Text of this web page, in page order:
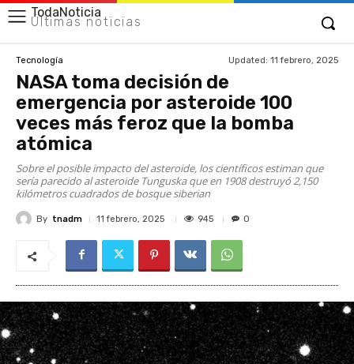
TodaNoticia
Últimas noticias
Tecnología Updated: 11 febrero, 2025
NASA toma decisión de
emergencia por asteroide 100
veces más feroz que la bomba
atómica
Sobre el posible impacto del asteroide, los científicos estiman que
sería parecido al asteroide Tunguska que en 1908 destruyó 2,150
kilómetros cuadrados de bosque siberian
By tnadm 11 febrero, 2025 945 0